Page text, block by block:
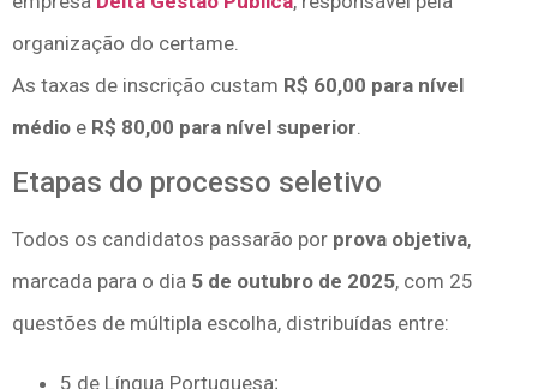
organização do certame.
As taxas de inscrição custam R$ 60,00 para nível
médio e R$ 80,00 para nível superior
Etapas do processo seletivo
Todos os candidatos passarão por prova objetiva,
marcada para o dia 5 de outubro de 2025, com 25
questões de múltipla escolha, distribuídas entre:
5 de Língua Portuguesa;